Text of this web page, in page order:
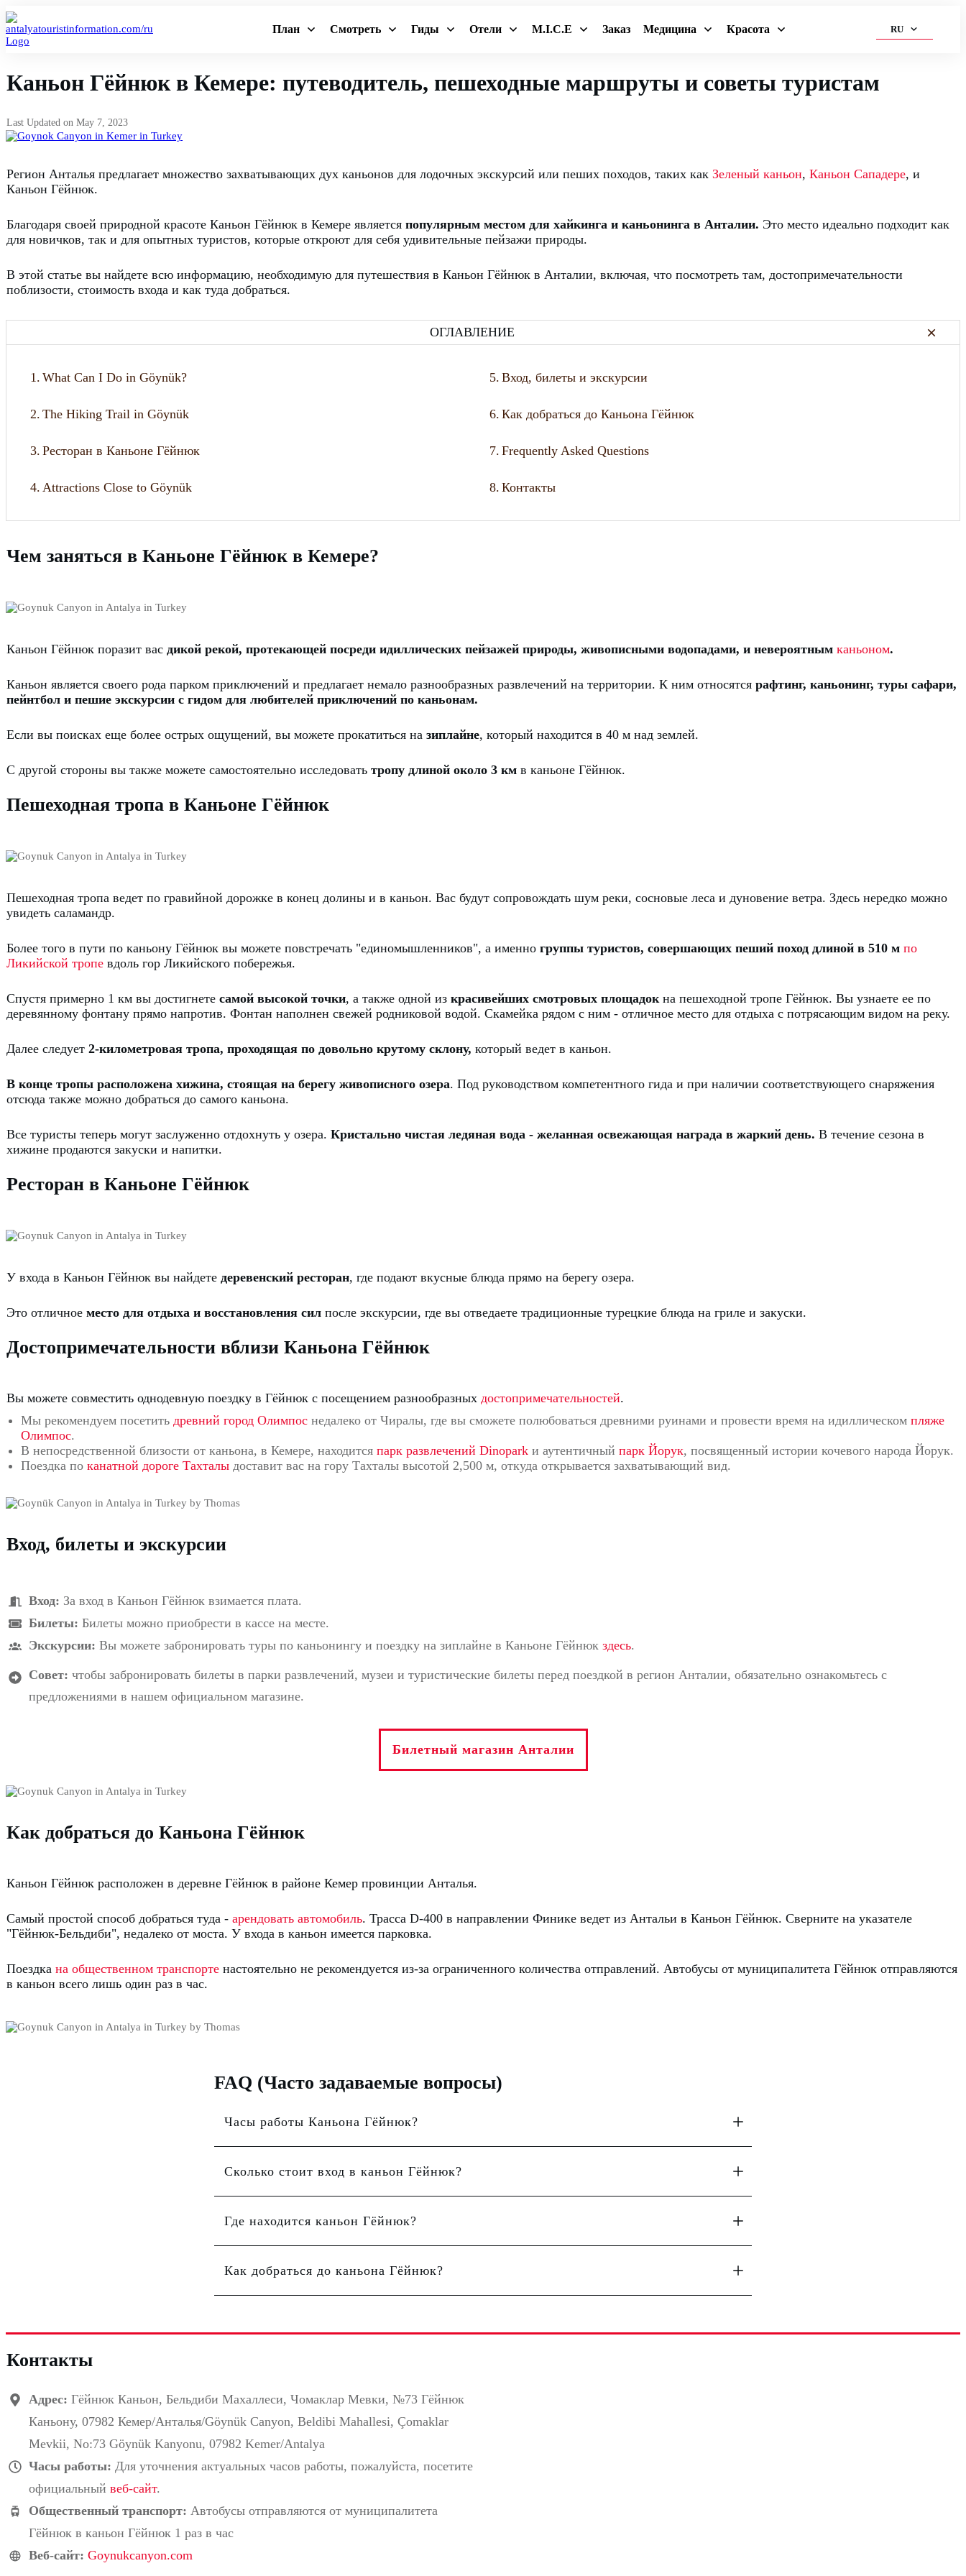
План Смотреть Гиды Отели M.I.C.E Заказ Медицина Красота RU
Каньон Гёйнюк в Кемере: путеводитель, пешеходные маршруты и советы туристам
Last Updated on May 7, 2023
Регион Анталья предлагает множество захватывающих дух каньонов для лодочных экскурсий или пеших походов, таких как Зеленый каньон, Каньон Сападере, и
Каньон Гёйнюк.
Благодаря своей природной красоте Каньон Гёйнюк в Кемере является популярным местом для хайкинга и каньонинга в Анталии. Это место идеально подходит как
для новичков, так и для опытных туристов, которые откроют для себя удивительные пейзажи природы.
В этой статье вы найдете всю информацию, необходимую для путешествия в Каньон Гёйнюк в Анталии, включая, что посмотреть там, достопримечательности
поблизости, стоимость входа и как туда добраться.
ОГЛАВЛЕНИЕ
1. What Can I Do in Göynük?
2. The Hiking Trail in Göynük
3. Ресторан в Каньоне Гёйнюк
4. Attractions Close to Göynük
5. Вход, билеты и экскурсии
6. Как добраться до Каньона Гёйнюк
7. Frequently Asked Questions
8. Контакты
Чем заняться в Каньоне Гёйнюк в Кемере?
Каньон Гёйнюк поразит вас дикой рекой, протекающей посреди идиллических пейзажей природы, живописными водопадами, и невероятным каньоном.
Каньон является своего рода парком приключений и предлагает немало разнообразных развлечений на территории. К ним относятся рафтинг, каньонинг, туры сафари,
пейнтбол и пешие экскурсии с гидом для любителей приключений по каньонам.
Если вы поисках еще более острых ощущений, вы можете прокатиться на зиплайне, который находится в 40 м над землей.
С другой стороны вы также можете самостоятельно исследовать тропу длиной около 3 км в каньоне Гёйнюк.
Пешеходная тропа в Каньоне Гёйнюк
Пешеходная тропа ведет по гравийной дорожке в конец долины и в каньон. Вас будут сопровождать шум реки, сосновые леса и дуновение ветра. Здесь нередко можно
увидеть саламандр.
Более того в пути по каньону Гёйнюк вы можете повстречать "единомышленников", а именно группы туристов, совершающих пеший поход длиной в 510 м по
Ликийской тропе вдоль гор Ликийского побережья.
Спустя примерно 1 км вы достигнете самой высокой точки, а также одной из красивейших смотровых площадок на пешеходной тропе Гёйнюк. Вы узнаете ее по
деревянному фонтану прямо напротив. Фонтан наполнен свежей родниковой водой. Скамейка рядом с ним - отличное место для отдыха с потрясающим видом на реку.
Далее следует 2-километровая тропа, проходящая по довольно крутому склону, который ведет в каньон.
В конце тропы расположена хижина, стоящая на берегу живописного озера. Под руководством компетентного гида и при наличии соответствующего снаряжения
отсюда также можно добраться до самого каньона.
Все туристы теперь могут заслуженно отдохнуть у озера. Кристально чистая ледяная вода - желанная освежающая награда в жаркий день. В течение сезона в
хижине продаются закуски и напитки.
Ресторан в Каньоне Гёйнюк
У входа в Каньон Гёйнюк вы найдете деревенский ресторан, где подают вкусные блюда прямо на берегу озера.
Это отличное место для отдыха и восстановления сил после экскурсии, где вы отведаете традиционные турецкие блюда на гриле и закуски.
Достопримечательности вблизи Каньона Гёйнюк
Вы можете совместить однодевную поездку в Гёйнюк с посещением разнообразных достопримечательностей.
Мы рекомендуем посетить древний город Олимпос недалеко от Чиралы, где вы сможете полюбоваться древними руинами и провести время на идиллическом пляже
Олимпос.
В непосредственной близости от каньона, в Кемере, находится парк развлечений Dinopark и аутентичный парк Йорук, посвященный истории кочевого народа Йорук.
Поездка по канатной дороге Тахталы доставит вас на гору Тахталы высотой 2,500 м, откуда открывается захватывающий вид.
Вход, билеты и экскурсии
Вход: За вход в Каньон Гёйнюк взимается плата.
Билеты: Билеты можно приобрести в кассе на месте.
Экскурсии: Вы можете забронировать туры по каньонингу и поездку на зиплайне в Каньоне Гёйнюк здесь.
Совет: чтобы забронировать билеты в парки развлечений, музеи и туристические билеты перед поездкой в регион Анталии, обязательно ознакомьтесь с
предложениями в нашем официальном магазине.
Билетный магазин Анталии
Как добраться до Каньона Гёйнюк
Каньон Гёйнюк расположен в деревне Гёйнюк в районе Кемер провинции Анталья.
Самый простой способ добраться туда - арендовать автомобиль. Трасса D-400 в направлении Финике ведет из Антальи в Каньон Гёйнюк. Сверните на указателе
"Гёйнюк-Бельдиби", недалеко от моста. У входа в каньон имеется парковка.
Поездка на общественном транспорте настоятельно не рекомендуется из-за ограниченного количества отправлений. Автобусы от муниципалитета Гёйнюк отправляются
в каньон всего лишь один раз в час.
FAQ (Часто задаваемые вопросы)
Часы работы Каньона Гёйнюк?
Сколько стоит вход в каньон Гёйнюк?
Где находится каньон Гёйнюк?
Как добраться до каньона Гёйнюк?
Контакты
Адрес: Гёйнюк Каньон, Бельдиби Махаллеси, Чомаклар Мевки, №73 Гёйнюк
Каньону, 07982 Кемер/Анталья/Göynük Canyon, Beldibi Mahallesi, Çomaklar
Mevkii, No:73 Göynük Kanyonu, 07982 Kemer/Antalya
Часы работы: Для уточнения актуальных часов работы, пожалуйста, посетите
официальный веб-сайт.
Общественный транспорт: Автобусы отправляются от муниципалитета
Гёйнюк в каньон Гёйнюк 1 раз в час
Веб-сайт: Goynukcanyon.com